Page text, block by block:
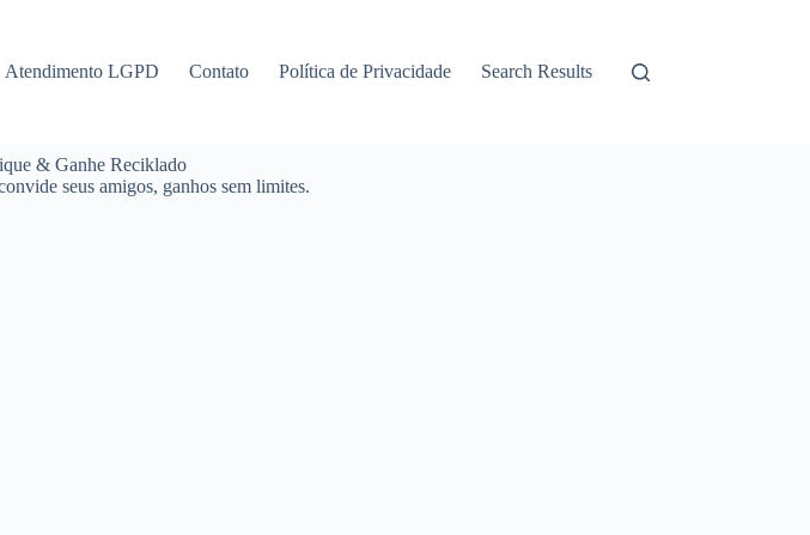
Atendimento LGPD Contato Política de Privacidade Search Results
& Ganhe Reciklado
seus amigos, ganhos sem limites.